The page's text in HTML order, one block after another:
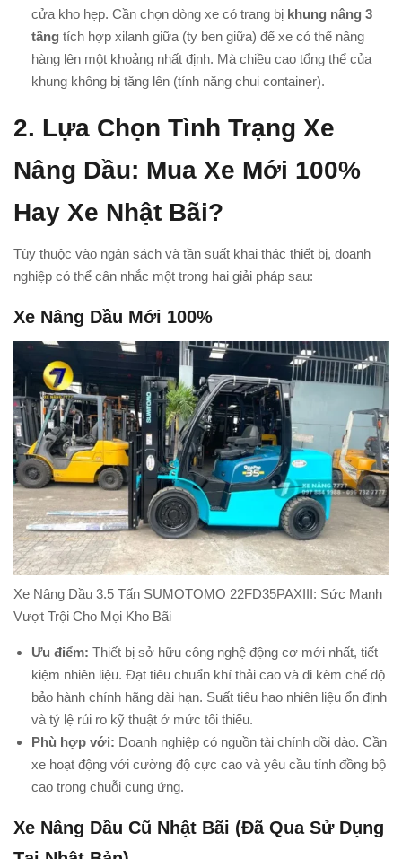
cửa kho hẹp. Cần chọn dòng xe có trang bị khung nâng 3
tầng tích hợp xilanh giữa (ty ben giữa) để xe có thể nâng
hàng lên một khoảng nhất định. Mà chiều cao tổng thể của
khung không bị tăng lên (tính năng chui container).
2. Lựa Chọn Tình Trạng Xe
Nâng Dầu: Mua Xe Mới 100%
Hay Xe Nhật Bãi?
Tùy thuộc vào ngân sách và tần suất khai thác thiết bị, doanh
nghiệp có thể cân nhắc một trong hai giải pháp sau:
Xe Nâng Dầu Mới 100%
Xe Nâng Dầu 3.5 Tấn SUMOTOMO 22FD35PAXIII: Sức Mạnh
Vượt Trội Cho Mọi Kho Bãi
Ưu điểm: Thiết bị sở hữu công nghệ động cơ mới nhất, tiết
kiệm nhiên liệu. Đạt tiêu chuẩn khí thải cao và đi kèm chế độ
bảo hành chính hãng dài hạn. Suất tiêu hao nhiên liệu ổn định
và tỷ lệ rủi ro kỹ thuật ở mức tối thiểu.
Phù hợp với: Doanh nghiệp có nguồn tài chính dồi dào. Cần
xe hoạt động với cường độ cực cao và yêu cầu tính đồng bộ
cao trong chuỗi cung ứng.
Xe Nâng Dầu Cũ Nhật Bãi (Đã Qua Sử Dụng